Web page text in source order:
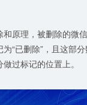
原理，被删除的微
“已删除”，且这部
过标记的位置上。